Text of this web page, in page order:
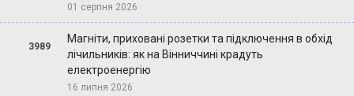
01 серпня 2026
3989
Магніти, приховані розетки та підключення в обхід
лічильників: як на Вінниччині крадуть
електроенергію
16 липня 2026